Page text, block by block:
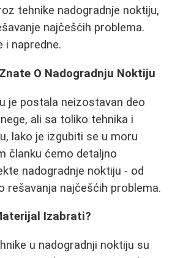
tehnike nadogradnje noktiju,
najčešćih problema.
i napredne.
O Nadogradnju Noktiju
je postala neizostavan deo
ali sa toliko tehnika i
lako je izgubiti se u moru
članku ćemo detaljno
nadogradnje noktiju - od
rešavanja najčešćih problema.
Izabrati?
u nadogradnji noktiju su